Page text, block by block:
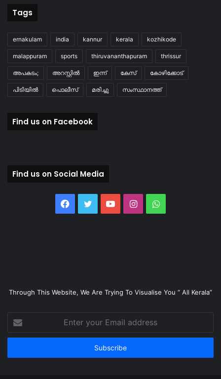
Tags
ernakulam india kannur kerala kozhikode
malappuram sports thiruvananthapuram thrissur
അപകടം; അറസ്റ്റിൽ ഇന്ന് കേസ് കോഴിക്കോട്
പിടിയിൽ പൊലീസ് മരിച്ചു സംസ്ഥാനത്ത്
Find us on Facebook
Find us on Social Media
Facebook
TwitterYouTubeInstagramWhatsApp
Through This Website, We Are Trying To Visualise You “ All Kerala”
your
Email